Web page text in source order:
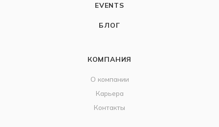
EVENTS
БЛОГ
КОМПАНИЯ
О компании
Карьера
Контакты